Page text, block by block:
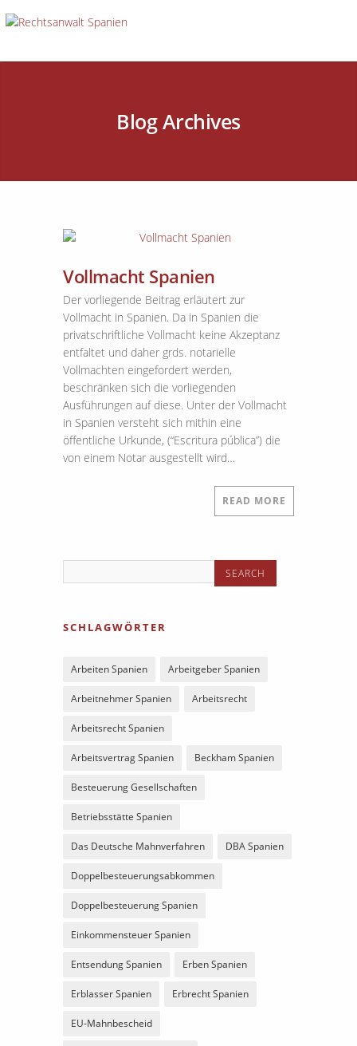
Blog Archives
Vollmacht Spanien
Der vorliegende Beitrag erläutert zur
Vollmacht in Spanien. Da in Spanien die
privatschriftliche Vollmacht keine Akzeptanz
entfaltet und daher grds. notarielle
Vollmachten eingefordert werden,
beschränken sich die vorliegenden
Ausführungen auf diese. Unter der Vollmacht
in Spanien versteht sich mithin eine
öffentliche Urkunde, (“Escritura pública”) die
von einem Notar ausgestellt wird…
READ MORE
SCHLAGWÖRTER
Arbeiten Spanien Arbeitgeber Spanien
Arbeitnehmer Spanien Arbeitsrecht
Arbeitsrecht Spanien
Arbeitsvertrag Spanien Beckham Spanien
Besteuerung Gesellschaften
Betriebsstätte Spanien
Das Deutsche Mahnverfahren DBA Spanien
Doppelbesteuerungsabkommen
Doppelbesteuerung Spanien
Einkommensteuer Spanien
Entsendung Spanien Erben Spanien
Erblasser Spanien Erbrecht Spanien
EU-Mahnbescheid